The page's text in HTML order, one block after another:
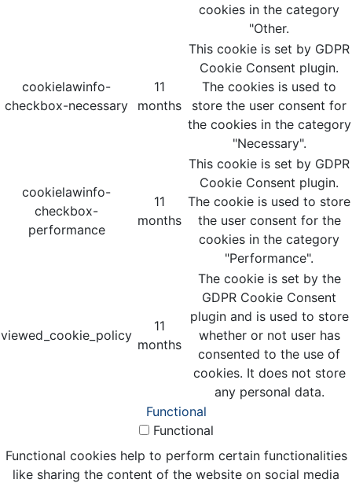
cookies in the category
"Other.
cookielawinfo-
checkbox-necessary
11
months
This cookie is set by GDPR
Cookie Consent plugin.
The cookies is used to
store the user consent for
the cookies in the category
"Necessary".
cookielawinfo-
checkbox-
performance
11
months
This cookie is set by GDPR
Cookie Consent plugin.
The cookie is used to store
the user consent for the
cookies in the category
"Performance".
viewed_cookie_policy
11
months
The cookie is set by the
GDPR Cookie Consent
plugin and is used to store
whether or not user has
consented to the use of
cookies. It does not store
any personal data.
Functional
Functional
Functional cookies help to perform certain functionalities
like sharing the content of the website on social media